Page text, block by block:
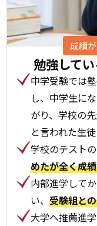
成績
勉強して
中学受験では
し、中学生に
がり、学校の
と言われた生徒
学校のテスト
めたが全く成
内部進学して
い、受験組と
大学へ推薦進